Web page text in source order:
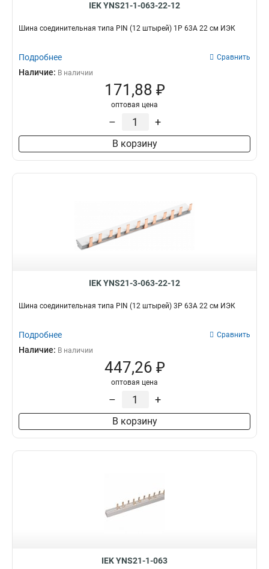
IEK YNS21-1-063-22-12
Шина соединительная типа PIN (12 штырей) 1Р 63А 22 см ИЭК
Подробнее Сравнить
Наличие: В наличии
171,88 ₽
оптовая цена
– +
В корзину
IEK YNS21-3-063-22-12
Шина соединительная типа PIN (12 штырей) 3Р 63А 22 см ИЭК
Подробнее Сравнить
Наличие: В наличии
447,26 ₽
оптовая цена
– +
В корзину
IEK YNS21-1-063